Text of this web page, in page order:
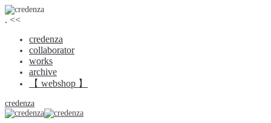
. <<
credenza
collaborator
works
archive
【 webshop 】
credenza